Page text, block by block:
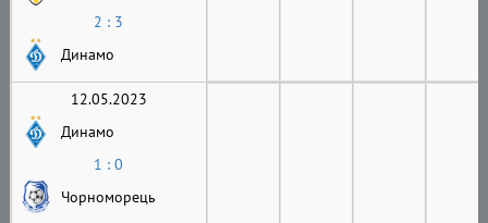
2 : 3
Динамо
12.05.2023
Динамо
1 : 0
Чорноморець